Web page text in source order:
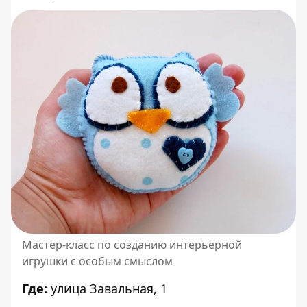
Мастер-класс по созданию интерьерной
игрушки с особым смыслом
Где: улица Завальная, 1